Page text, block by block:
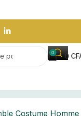
0 0
Costume Homme